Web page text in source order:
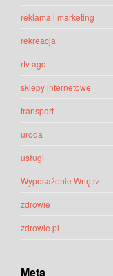
reklama i marketing
rekreacja
rtv agd
sklepy internetowe
transport
uroda
usługi
Wyposażenie Wnętrz
zdrowie
zdrowie.pl
Meta